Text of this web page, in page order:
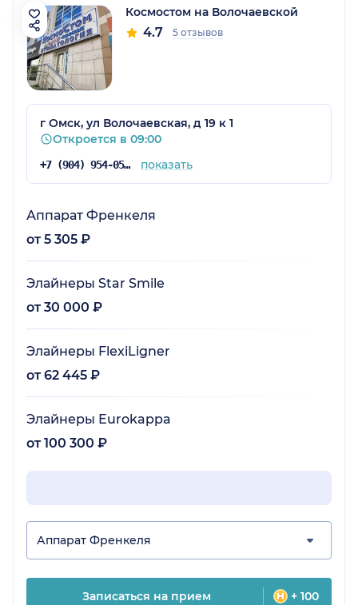
Космостом на Волочаевской
4.7 5 отзывов
г Омск, ул Волочаевская, д 19 к 1
Откроется в 09:00
+7 (904) 954-05-46 показать
Аппарат Френкеля
от 5 305 ₽
Элайнеры Star Smile
от 30 000 ₽
Элайнеры FlexiLigner
от 62 445 ₽
Элайнеры Eurokappa
от 100 300 ₽
Аппарат Френкеля
Записаться на прием + 100